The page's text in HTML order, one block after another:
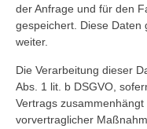
der Anfrage und für den
gespeichert. Diese Daten
weiter.
Die Verarbeitung dieser
Abs. 1 lit. b DSGVO,
Vertrags
vorvertraglicher